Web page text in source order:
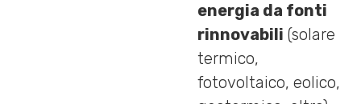
energia da fonti
rinnovabili (solare
termico,
fotovoltaico, eolico,